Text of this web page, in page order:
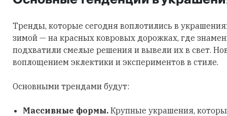
Тренды, которые сегодня воплотились в
зимой — на красных ковровых дорожках, где
подхватили смелые решения и вывели их в свет.
воплощением эклектики и экспериментов в стиле.
Основными трендами будут:
Массивные формы. Крупные украшения,